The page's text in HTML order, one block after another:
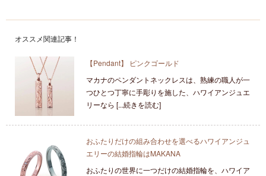
オススメ関連記事！
【Pendant】 ピンクゴールド
マカナのペンダントネックレスは、熟練の職人が一
つひとつ丁寧に手彫りを施した、ハワイアンジュエ
リーなら [...続きを読む]
おふたりだけの組み合わせを選べるハワイアンジュ
エリーの結婚指輪はMAKANA
おふたりの世界に一つだけの結婚指輪を、ハワイア